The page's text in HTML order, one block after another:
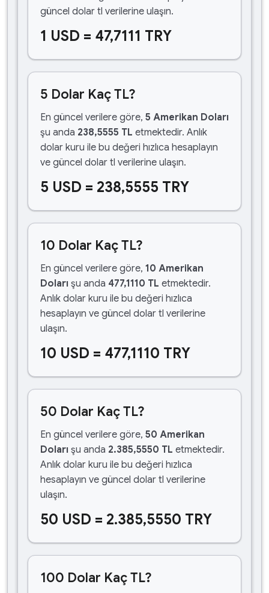
güncel dolar tl verilerine ulaşın.
1 USD = 47,7111 TRY
5 Dolar Kaç TL?
En güncel verilere göre, 5 Amerikan Doları
şu anda 238,5555 TL etmektedir. Anlık
dolar kuru ile bu değeri hızlıca hesaplayın
ve güncel dolar tl verilerine ulaşın.
5 USD = 238,5555 TRY
10 Dolar Kaç TL?
En güncel verilere göre, 10 Amerikan
Doları şu anda 477,1110 TL etmektedir.
Anlık dolar kuru ile bu değeri hızlıca
hesaplayın ve güncel dolar tl verilerine
ulaşın.
10 USD = 477,1110 TRY
50 Dolar Kaç TL?
En güncel verilere göre, 50 Amerikan
Doları şu anda 2.385,5550 TL etmektedir.
Anlık dolar kuru ile bu değeri hızlıca
hesaplayın ve güncel dolar tl verilerine
ulaşın.
50 USD = 2.385,5550 TRY
100 Dolar Kaç TL?